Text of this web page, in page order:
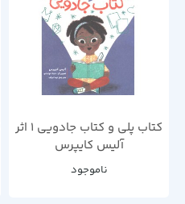
کتاب پلی و کتاب جادویی 1 اثر
آلیس کایپرس
ناموجود